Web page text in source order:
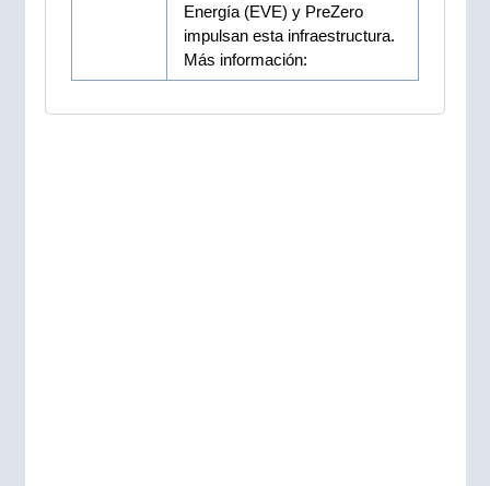
Energía (EVE) y PreZero
impulsan esta infraestructura.
Más información: